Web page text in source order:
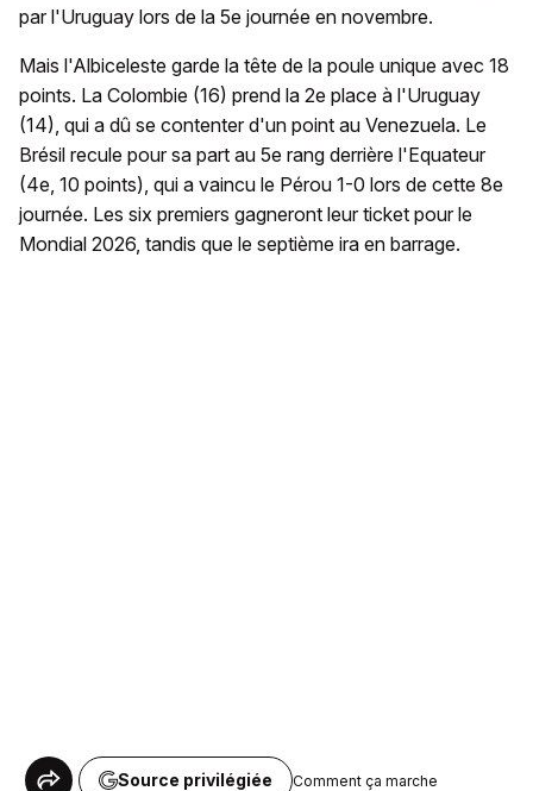
par l'Uruguay lors de la 5e journée en novembre.
Mais l'Albiceleste garde la tête de la poule unique avec 18
points. La Colombie (16) prend la 2e place à l'Uruguay
(14), qui a dû se contenter d'un point au Venezuela. Le
Brésil recule pour sa part au 5e rang derrière l'Equateur
(4e, 10 points), qui a vaincu le Pérou 1-0 lors de cette 8e
journée. Les six premiers gagneront leur ticket pour le
Mondial 2026, tandis que le septième ira en barrage.
Source privilégiée Comment ça marche